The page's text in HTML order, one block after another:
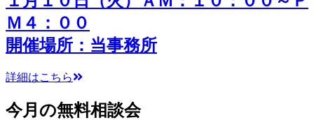
Ｍ４：００
開催場所：当事務所
詳細はこちら
今月の無料相談会